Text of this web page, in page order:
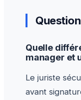
Quelle
manager et
Le juriste
avant